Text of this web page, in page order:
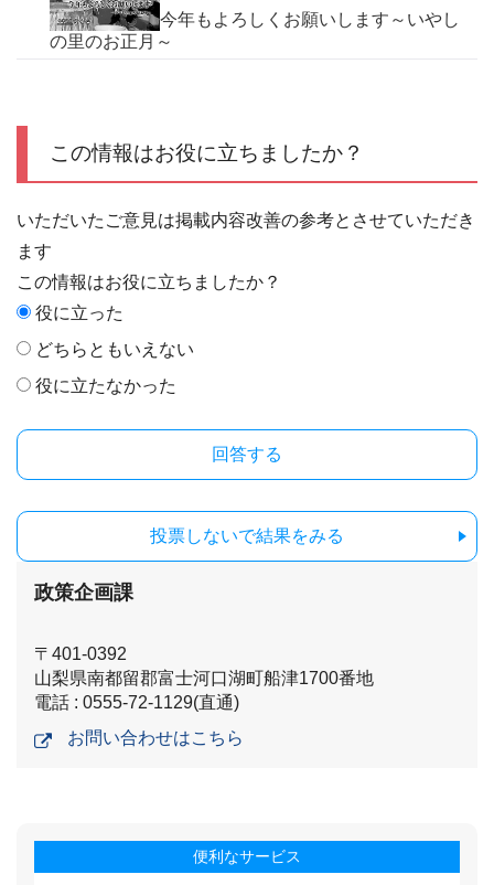
今年もよろしくお願いします～いやし
の里のお正月～
この情報はお役に立ちましたか？
いただいたご意見は掲載内容改善の参考とさせていただき
ます
この情報はお役に立ちましたか？
役に立った
どちらともいえない
役に立たなかった
投票しないで結果をみる
政策企画課
〒401-0392
山梨県南都留郡富士河口湖町船津1700番地
電話 : 0555-72-1129(直通)
お問い合わせはこちら
便利なサービス